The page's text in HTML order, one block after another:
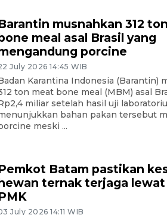
musnahkan 312
meal asal Brasil yang
porcine
July 2026 14:45 WIB
Karantina Indonesia (Barantin)
ton meat bone meal (MBM) asal
miliar setelah hasil uji
bahan pakan tersebut
meski ...
Batam pastikan
ternak terjaga lewat
July 2026 14:11 WIB